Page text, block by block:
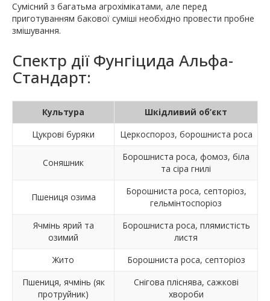
Сумісний з багатьма агрохімікатами, але перед
приготуванням бакової суміші необхідно провести пробне
змішування.
Спектр дії Фунгіцида Альфа-
Стандарт:
Культура
Шкідливий об’єкт
Цукрові буряки
Церкоспороз, борошниста роса
Соняшник
Борошниста роса, фомоз, біла
та сіра гнилі
Пшениця озима
Борошниста роса, септоріоз,
гельмінтоспоріоз
Ячмінь ярий та
озимий
Борошниста роса, плямистість
листя
Жито
Борошниста роса, септоріоз
Пшениця, ячмінь (як
протруйник)
Снігова пліснява, сажкові
хвороби